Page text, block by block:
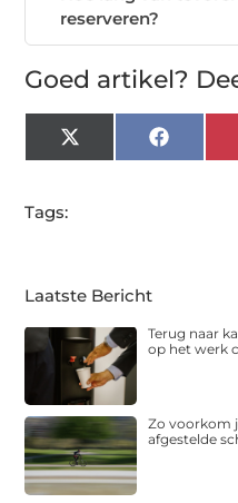
reserveren?
Goed artikel?
X
(Twitter)
Tags:
Laatste Bericht
Terug naar
op het werk
Zo voorkom
afgestelde